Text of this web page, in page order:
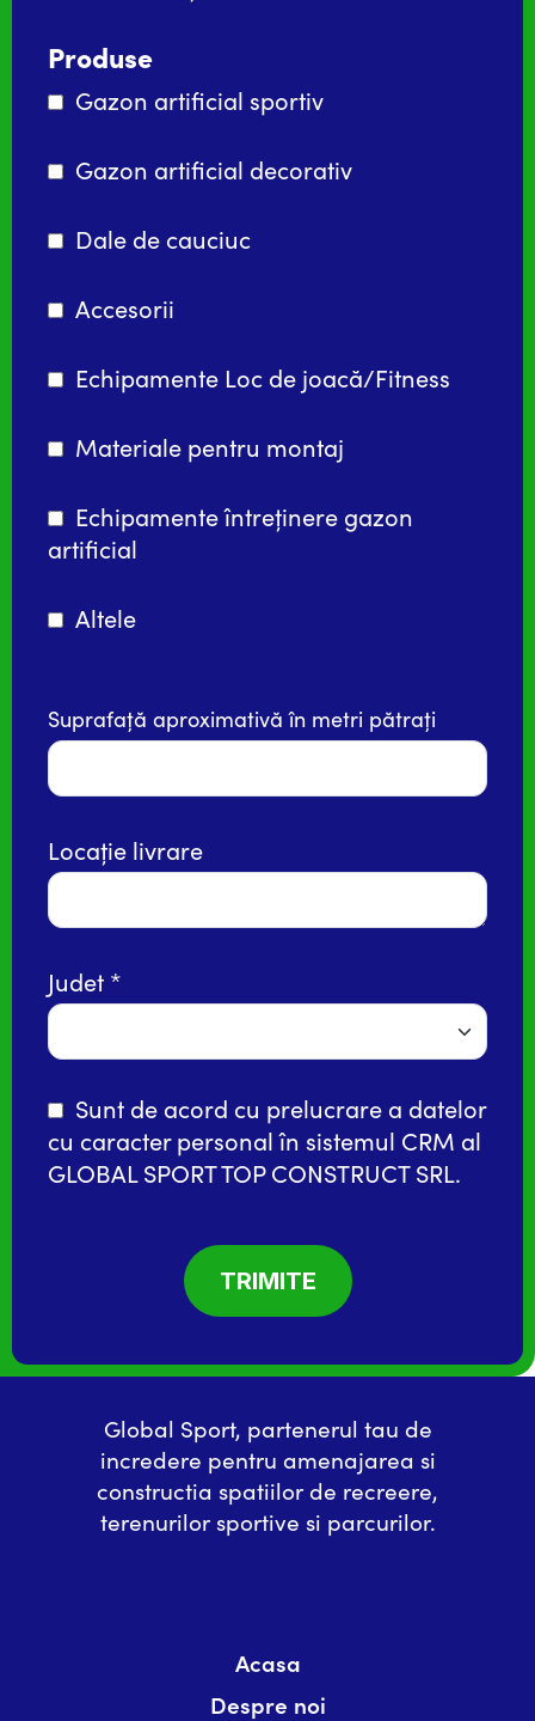
Produse
Gazon artificial sportiv
Gazon artificial decorativ
Dale de cauciuc
Accesorii
Echipamente Loc de joacă/Fitness
Materiale pentru montaj
Echipamente întreținere gazon
artificial
Altele
Suprafață aproximativă în metri pătrați
Locație livrare
Judet
Sunt de acord cu prelucrare a datelor
cu caracter personal în sistemul CRM al
GLOBAL SPORT TOP CONSTRUCT SRL.
Global Sport, partenerul tau de
incredere pentru amenajarea si
constructia spatiilor de recreere,
terenurilor sportive si parcurilor.
Acasa
Despre noi